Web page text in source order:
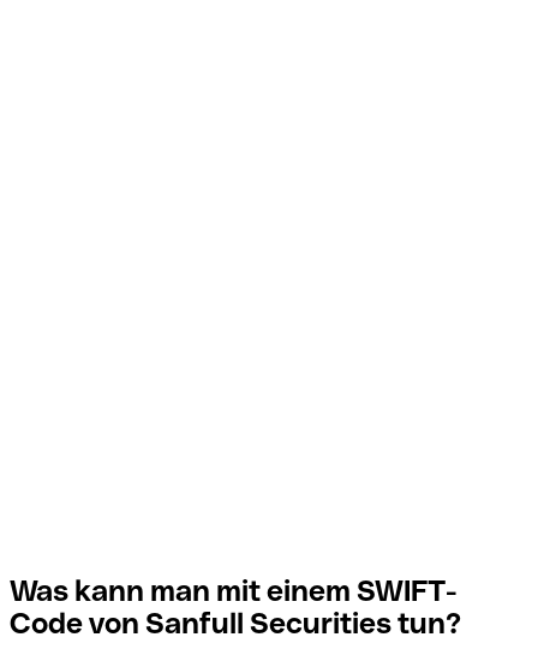
Was kann man mit einem SWIFT-
Code von Sanfull Securities tun?